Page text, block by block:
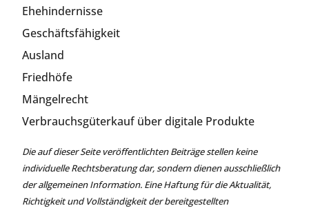
Ehehindernisse
Geschäftsfähigkeit
Ausland
Friedhöfe
Mängelrecht
Verbrauchsgüterkauf über digitale Produkte
Die auf dieser Seite veröffentlichten Beiträge stellen keine
individuelle Rechtsberatung dar, sondern dienen ausschließlich
der allgemeinen Information. Eine Haftung für die Aktualität,
Richtigkeit und Vollständigkeit der bereitgestellten